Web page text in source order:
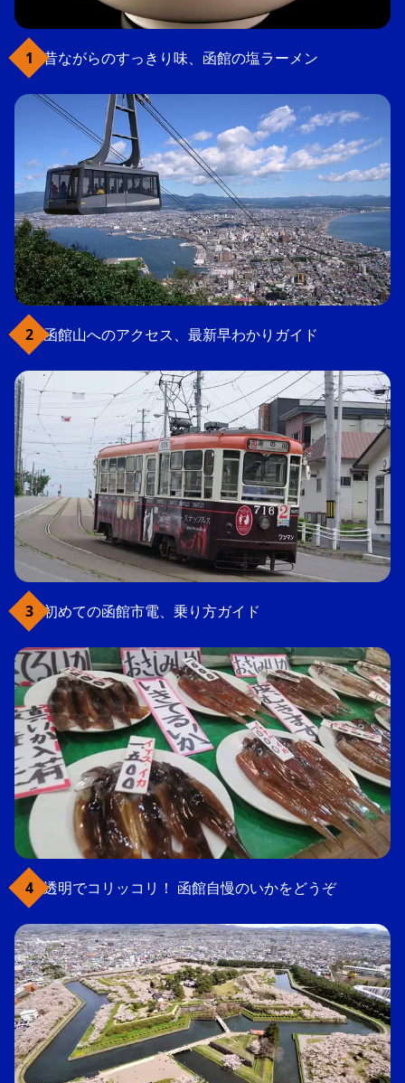
昔ながらのすっきり味、函館の塩ラーメン
函館山へのアクセス、最新早わかりガイド
初めての函館市電、乗り方ガイド
透明でコリッコリ！ 函館自慢のいかをどうぞ